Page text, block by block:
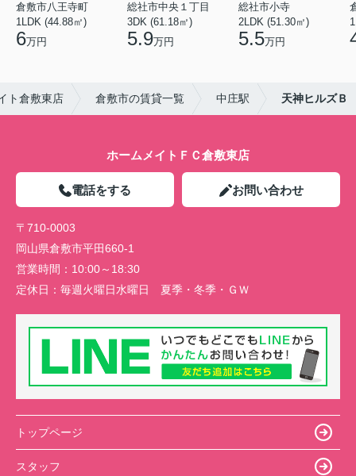
倉敷市八王寺町
1LDK (44.88㎡)
6万円
総社市中央１丁目
3DK (61.18㎡)
5.9万円
総社市小寺
2LDK (51.30㎡)
5.5万円
ト倉敷東店 倉敷市の賃貸一覧 中庄駅 天神ヒルズＢ
ホームメイトＦＣ倉敷東店
電話をする お問い合わせ
〒710-0003
岡山県倉敷市平田660-1
営業時間： 10:00～18:30
定休日： 毎週火曜日水曜日 夏季・冬季・ＧＷ
トップページ
スタッフ